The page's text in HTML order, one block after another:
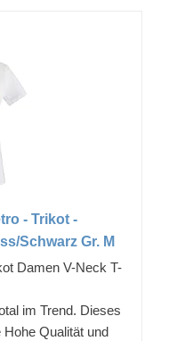
- Trikot -
Schwarz Gr. M
Damen V-Neck T-
im Trend. Dieses
Qualität und